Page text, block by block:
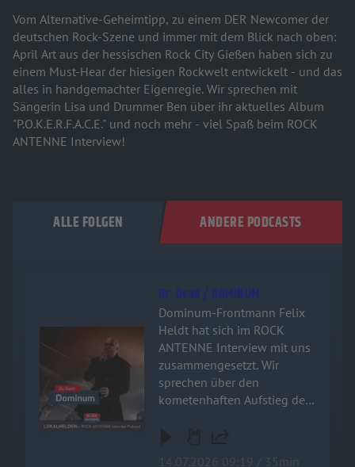
Vom Alternative-Geheimtipp, zu einem DER Newcomer der
deutschen Rock-Szene und immer mit dem Blick nach oben:
April Art aus der hessischen Rock City Gießen haben sich zu
einem Must-Hear der hiesigen Rockwelt entwickelt - und das
alles in handgemachter Eigenregie. Wir sprechen mit
Sängerin Lisa und Drummer Ben über ihr aktuelles Album
"P.O.K.E.R.F.A.C.E." und noch mehr - viel Spaß beim ROCK
ANTENNE Interview!
ALLE FOLGEN ANDERE PODCASTS
Audiotitel - Dr. Dead / DOMINUM
Dr. Dead / DOMINUM
Dominum-Frontmann Felix
Heldt hat sich im ROCK
ANTENNE Interview mit uns
zusammengesetzt. Wir
sprechen über den
kometenhaften Aufstieg der
filmreife Horror-Konzept